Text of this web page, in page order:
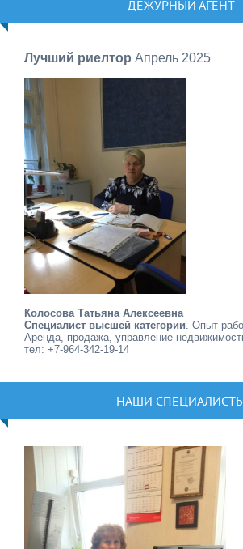
ДЕЖУРНЫЙ АГЕНТ
Лучший риелтор Апрель 2025
Колосова Татьяна Алексеевна
Специалист высшей категории . Опыт
Аренда, продажа, управление
тел: +7-964-342-19-14
НАШИ